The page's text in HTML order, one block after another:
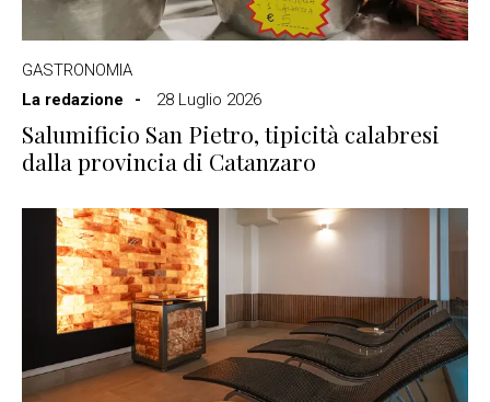
GASTRONOMIA
La redazione
28 Luglio 2026
Salumificio San Pietro, tipicità calabresi
dalla provincia di Catanzaro